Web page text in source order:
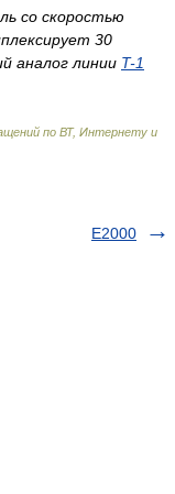
со скоростью
30
аналог линии T-1
по ВТ, Интернету и
E2000